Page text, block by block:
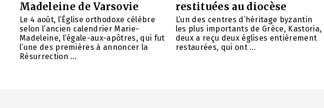
Madeleine de Varsovie
Le 4 août, l’Église orthodoxe célèbre
selon l’ancien calendrier Marie-
Madeleine, l’égale-aux-apôtres, qui fut
l’une des premières à annoncer la
Résurrection ...
restituées au diocèse
L’un des centres d’héritage byzantin
les plus importants de Grèce, Kastoria,
deux a reçu deux églises entièrement
restaurées, qui ont ...